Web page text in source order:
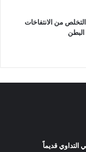
من الانتفاخات
التداوي قديماً